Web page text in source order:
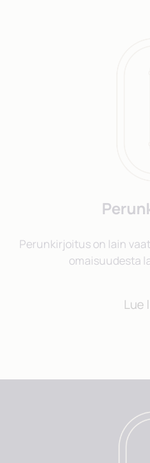
Perunkirjoitus on lain
omaisuudesta
Lue